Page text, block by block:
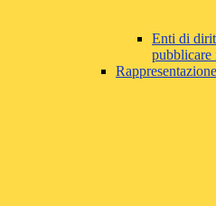
Enti di
pubblicare